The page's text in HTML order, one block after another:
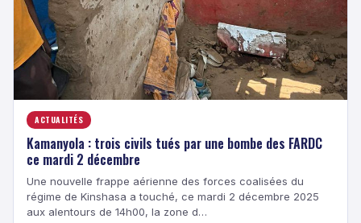
ACTUALITÉS
Kamanyola : trois civils tués par une bombe des FARDC
ce mardi 2 décembre
Une nouvelle frappe aérienne des forces coalisées du
régime de Kinshasa a touché, ce mardi 2 décembre 2025
aux alentours de 14h00, la zone d…